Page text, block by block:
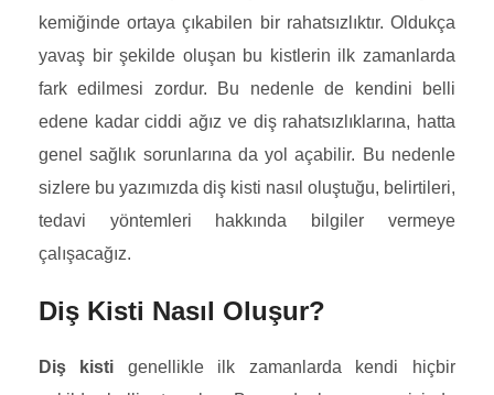
kemiğinde ortaya çıkabilen bir rahatsızlıktır. Oldukça
yavaş bir şekilde oluşan bu kistlerin ilk zamanlarda
fark edilmesi zordur. Bu nedenle de kendini belli
edene kadar ciddi ağız ve diş rahatsızlıklarına, hatta
genel sağlık sorunlarına da yol açabilir. Bu nedenle
sizlere bu yazımızda diş kisti nasıl oluştuğu, belirtileri,
tedavi yöntemleri hakkında bilgiler vermeye
çalışacağız.
Diş Kisti Nasıl Oluşur?
Diş kisti genellikle ilk zamanlarda kendi hiçbir